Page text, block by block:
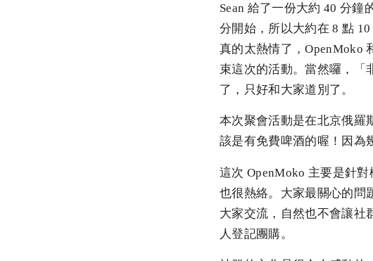
Sean 給了一份大約 40 分
分開始，所以大約在 8 點
真的太熱情了，OpenMoko
束這次的活動。當然囉，「
了，只好和大家道別了。
本次聚會活動是在北京俄羅
該是有免費啤酒的喔！因為
這次 OpenMoko 主要是針
也很熱絡。大家最關心的問
大家交流，自然也不會讓社
人登記團購。